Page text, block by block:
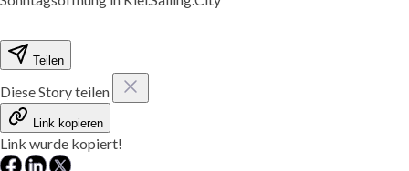
Teilen
Diese Story teilen
Link kopieren
Link wurde kopiert!